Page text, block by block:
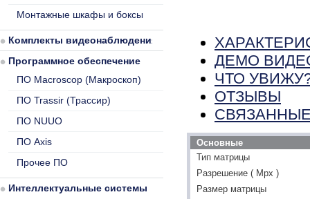
ДЕМО
ЧТО
ОТЗЫВЫ
Основные
Тип матрицы
Разрешение ( Mpx )
Размер матрицы
Монтажные шкафы и боксы
Комплекты видеонаблюдения
Программное обеспечение
ПО Macroscop (Макроскоп)
ПО Trassir (Трассир)
ПО NUUO
ПО Axis
Прочее ПО
Интеллектуальные системы